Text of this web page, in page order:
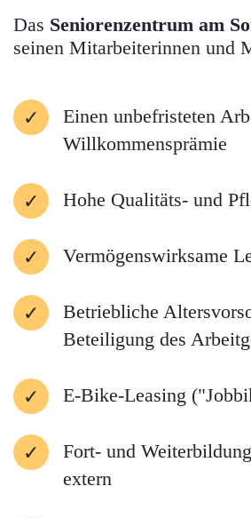
Das Seniorenzentrum am
seinen Mitarbeiterinnen und
Einen unbefristeten
Willkommensprämie
Hohe Qualitäts- und
Vermögenswirksame
Betriebliche
Beteiligung des
E-Bike-Leasing
Fort- und
extern